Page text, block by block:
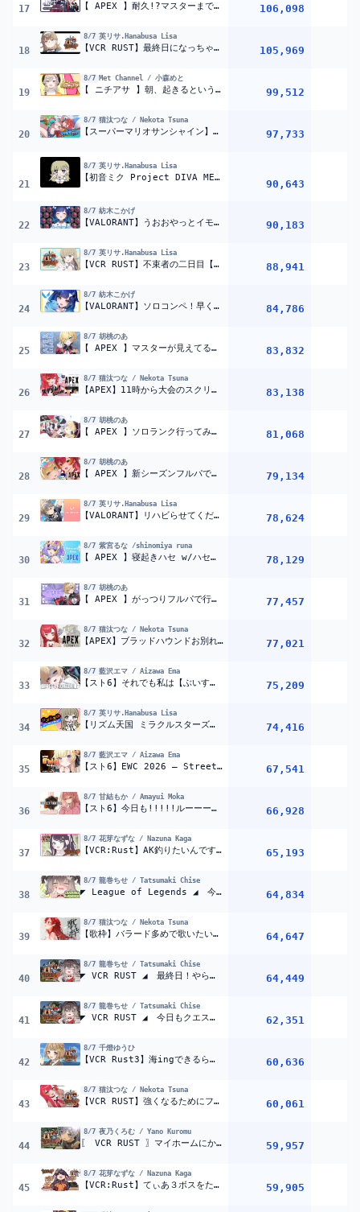
17 【 APEX 】耐久!?マスターまであと800RP！【 ぶいすぽっ！胡桃のあ 】 106,098
18
8/7 英リサ.Hanabusa Lisa
【VCR RUST】最終日になっちゃった・・・【ぶいすぽっ！/英リサ】 105,969
19
8/7 Met Channel / 小森めと
【 ニチアサ 】朝、起きるということ【 ぶいすぽっ！ / 小森めと 】 99,512
20
8/7 猫汰つな / Nekota Tsuna
【スーパーマリオサンシャイン】人生初３Ｄマリオやってみる！！その３【ぶいすぽ / 猫汰つな】 97,733
21
8/7 英リサ.Hanabusa Lisa
【初音ミク Project DIVA MEGA39’s＋】ノれないやつは、置いていく【ぶいすぽっ！/英リサ】
90,643
22
8/7 紡木こかげ
【VALORANT】うおおやっとイモータル戻ったあああ【ぶいすぽっ！ / 紡木こかげ】 90,183
23
8/7 英リサ.Hanabusa Lisa
【VCR RUST】不束者の二日目【ぶいすぽっ！/英リサ】 88,941
24
8/7 紡木こかげ
【VALORANT】ソロコンペ！早くイモータル帰るぞ９【ぶいすぽっ！ / 紡木こかげ】 84,786
25
8/7 胡桃のあ
【 APEX 】マスターが見えてる！【 ぶいすぽっ！胡桃のあ 】 83,832
26
8/7 猫汰つな / Nekota Tsuna
【APEX】11時から大会のスクリム！w/ハセシン、Xtsuviさん #KurohaInvitational2026【ぶいすぽ / 猫汰つな】 83,138
27
8/7 胡桃のあ
【 APEX 】ソロランク行ってみますか！ローバとか使おうかな？【 ぶいすぽっ！胡桃のあ 】 81,068
28
8/7 胡桃のあ
【 APEX 】新シーズンフルパで見に行こう！/つな、ボドさん【 ぶいすぽっ！胡桃のあ 】 79,134
29
8/7 英リサ.Hanabusa Lisa
【VALORANT】リハビらせてください・・・！！！！！！！【ぶいすぽっ！/英リサ】 78,624
30
8/7 紫宮るな /shinomiya runa
【 APEX 】寝起きハセ w/ハセシン、CivA【 ぶいすぽっ！/紫宮るな 】 78,129
31
8/7 胡桃のあ
【 APEX 】がっつりフルパで行くぞ！！/ちき、たぴ【 ぶいすぽっ！胡桃のあ 】 77,457
32
8/7 猫汰つな / Nekota Tsuna
【APEX】ブラッドハウンドお別れの会 w/ハセシン、うるーか【ぶいすぽ / 猫汰つな】 77,021
33
8/7 藍沢エマ / Aizawa Ema
【スト6】それでも私は【ぶいすぽっ！/ 藍沢エマ】 75,209
34
8/7 英リサ.Hanabusa Lisa
【リズム天国 ミラクルスターズ】ノれないやつは、置いていく【ぶいすぽっ！/英リサ】 74,416
35
8/7 藍沢エマ / Aizawa Ema
【スト6】EWC 2026 – Street Fighter 6 – FINAL DAY応援！！【ぶいすぽっ！/ 藍沢エマ】 67,541
36
8/7 甘結もか / Amayui Moka
【スト6】今日も!!!!!ルーーーク!!!18時くらいにはやめますん【 ぶいすぽっ！甘結もか 】 66,928
37
8/7 花芽なずな / Nazuna Kaga
【VCR:Rust】AK釣りたいんですけど【ぶいすぽ/花芽なずな】 65,193
38
8/7 龍巻ちせ / Tatsumaki Chise
◤ League of Legends ◢ 今日こそ連勝！連勝！ ◤ぶいすぽっ！ #龍巻ちせ ⁠◢ 64,834
39
8/7 猫汰つな / Nekota Tsuna
【歌枠】バラード多めで歌いたい?【ぶいすぽ / 猫汰つな】 64,647
40
8/7 龍巻ちせ / Tatsumaki Chise
◤ VCR RUST ◢ 最終日！やらせていただく！#8 ◤ぶいすぽっ！ #龍巻ちせ ⁠◢ 64,449
41
8/7 龍巻ちせ / Tatsumaki Chise
◤ VCR RUST ◢ 今日もクエストファームする！#6 ◤ぶいすぽっ！ #龍巻ちせ ⁠◢ 62,351
42
8/7 千燈ゆうひ
【VCR Rust3】海ingできるらしいじゃん【 ぶいすぽっ！ / 千燈ゆうひ 】 60,636
43
8/7 猫汰つな / Nekota Tsuna
【VCR RUST】強くなるためにファームしたり色々していきたい【ぶいすぽ / 猫汰つな】 60,061
44
8/7 夜乃くろむ / Yano Kuromu
〖 VCR RUST 〗マイホームにかえるにょ。の巻〖 ぶいすぽっ！ / 夜乃くろむ 〗 59,957
45
8/7 花芽なずな / Nazuna Kaga
【VCR:Rust】てぃあ３ボスをたおしたいのだ【ぶいすぽ/花芽なずな】 59,905